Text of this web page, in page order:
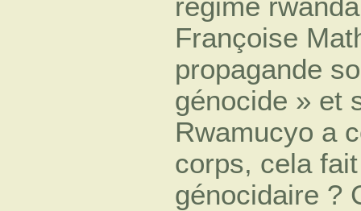
régime
Françoise
propagande
génocide » et
Rwamucyo a
corps, cela
génocidaire ?